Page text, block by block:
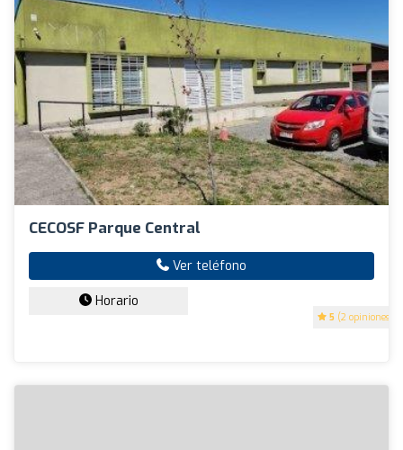
CECOSF Parque Central
5 (2 opiniones)
Ver teléfono
Horario